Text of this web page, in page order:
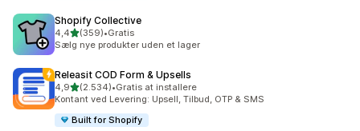
Shopify Collective
4,4ud af 5 stjerner
(359)
359 anmeldelser i alt
•Gratis
Sælg nye produkter uden et lager
Releasit COD Form & Upsells
4,9ud af 5 stjerner
(2.534)
2534 anmeldelser i alt
•Gratis at installere
Kontant ved Levering: Upsell, Tilbud, OTP & SMS
Built for Shopify